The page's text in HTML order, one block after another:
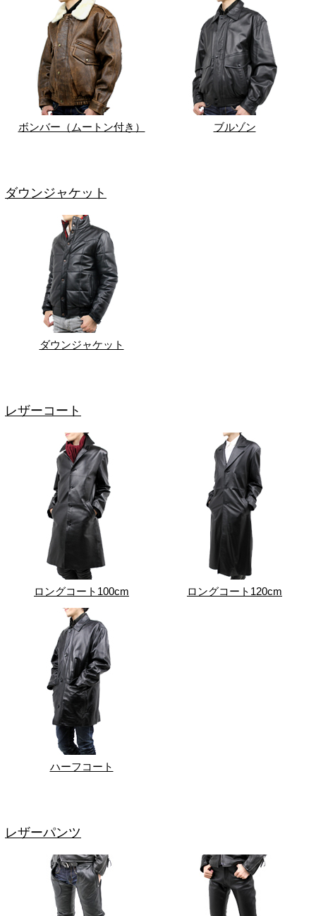
ボンバー（ムートン付き） ブルゾン
ダウンジャケット
ダウンジャケット
レザーコート
ロングコート100cm ロングコート120cm
ハーフコート
レザーパンツ